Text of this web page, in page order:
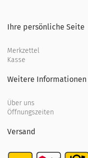
Ihre persönliche Seite
Merkzettel
Kasse
Weitere Informationen
Über uns
Öffnungszeiten
Versand